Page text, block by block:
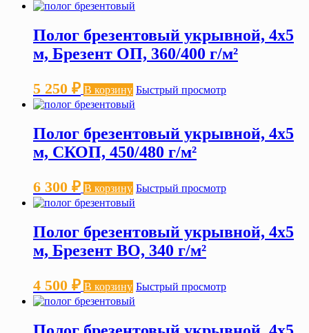
Полог брезентовый укрывной, 4х5
м, Брезент ОП, 360/400 г/м²
5 250 ₽ В корзину Быстрый просмотр
Полог брезентовый укрывной, 4х5
м, СКОП, 450/480 г/м²
6 300 ₽ В корзину Быстрый просмотр
Полог брезентовый укрывной, 4х5
м, Брезент ВО, 340 г/м²
4 500 ₽ В корзину Быстрый просмотр